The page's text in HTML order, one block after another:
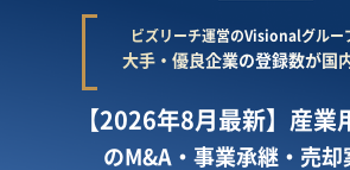
ビズリーチ運営のVisionalグルー
大手・優良企業の登録数が国
【2026年8月最新】産業
のM&A・事業承継・売却